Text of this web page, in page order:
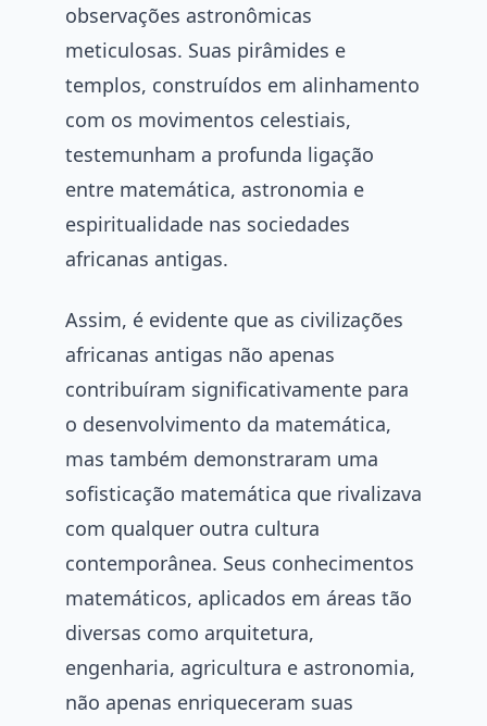
observações astronômicas
meticulosas. Suas pirâmides e
templos, construídos em alinhamento
com os movimentos celestiais,
testemunham a profunda ligação
entre matemática, astronomia e
espiritualidade nas sociedades
africanas antigas.
Assim, é evidente que as civilizações
africanas antigas não apenas
contribuíram significativamente para
o desenvolvimento da matemática,
mas também demonstraram uma
sofisticação matemática que rivalizava
com qualquer outra cultura
contemporânea. Seus conhecimentos
matemáticos, aplicados em áreas tão
diversas como arquitetura,
engenharia, agricultura e astronomia,
não apenas enriqueceram suas